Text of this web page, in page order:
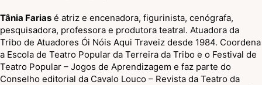
Tânia Farias é atriz e encenadora, figurinista, cenógrafa,
pesquisadora, professora e produtora teatral. Atuadora da
Tribo de Atuadores Ói Nóis Aqui Traveiz desde 1984. Coordena
a Escola de Teatro Popular da Terreira da Tribo e o Festival de
Teatro Popular – Jogos de Aprendizagem e faz parte do
Conselho editorial da Cavalo Louco – Revista da Teatro da